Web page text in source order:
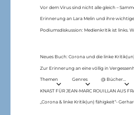
Vor dem Virus sind nicht alle gleich –
Erinnerung an Lara Melin und ihre
Podiumsdiskussion: Medienkritik ist links.
Neues Buch: Corona und die linke
Zur Erinnerung an eine völlig in
Themen Genres @ Bücher…
KNAST FÜR JEAN-MARC ROUILLAN AUS
„Corona & linke Kritik(un) fähigkeit“-